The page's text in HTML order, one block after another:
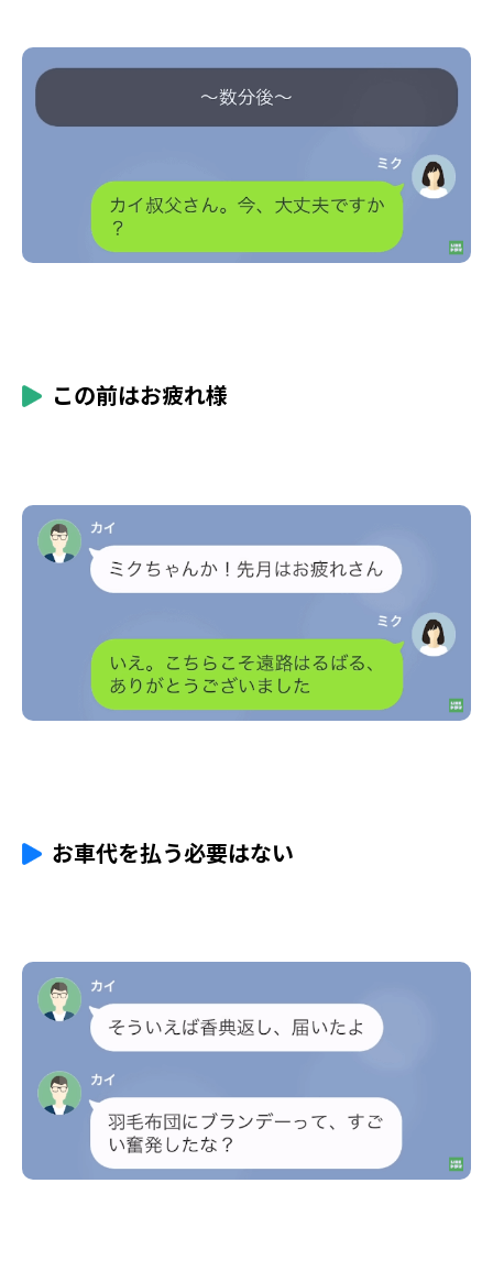
この前はお疲れ様
お車代を払う必要はない